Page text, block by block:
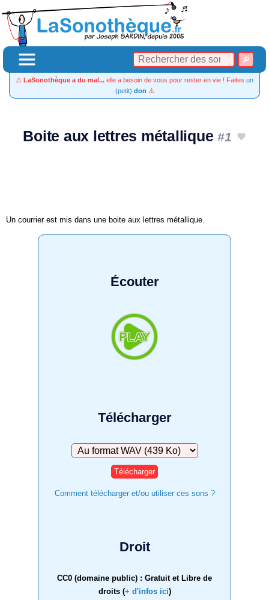
⚠️ LaSonothèque a du mal... elle a besoin de vous pour rester en vie ! Faites un
(petit) don ⚠️
Boite aux lettres métallique#1
Un courrier est mis dans une boite aux lettres métallique.
Écouter
Télécharger
Télécharger
Comment télécharger et/ou utiliser ces sons ?
Droit
CC0 (domaine public) : Gratuit et Libre de
droits (+ d'infos ici)